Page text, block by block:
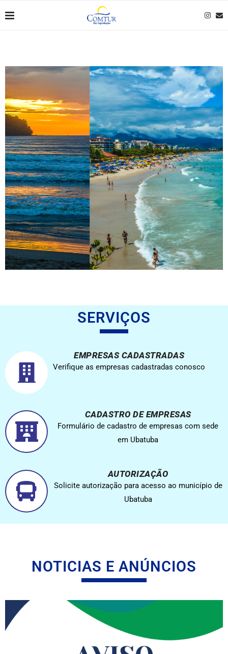
SERVIÇOS
EMPRESAS CADASTRADAS
Verifique as empresas cadastradas conosco
CADASTRO DE EMPRESAS
Formulário de cadastro de empresas com sede
em Ubatuba
AUTORIZAÇÃO
Solicite autorização para acesso ao município de
Ubatuba
NOTICIAS E ANÚNCIOS